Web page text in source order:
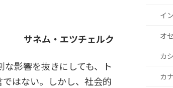
サネム・エツチェルク
影響を抜きにしても、ト
はない。しかし、社会的
イ
オ
カ
カ